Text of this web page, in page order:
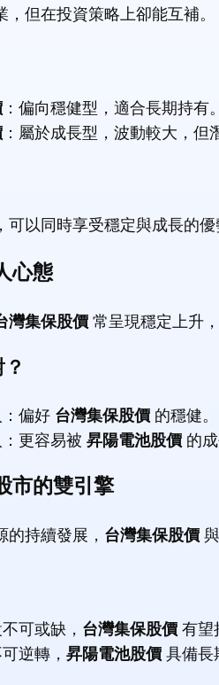
但在投資策略上卻能互補。
：偏向穩健型，適合長期持有。
：屬於成長型，波動較大，但
以同時享受穩定與成長的優
心態
灣集保股價常呈現穩定上升
偏好 台灣集保股價的穩健。
更容易被 昇陽電池股價的成
市的雙引擎
的持續發展， 台灣集保股價與
可或缺， 台灣集保股價有望
逆轉， 昇陽電池股價具備長